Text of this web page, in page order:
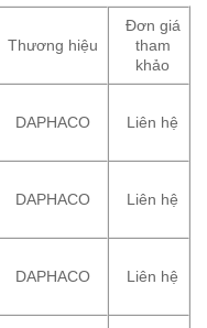
Thương hiệu
Đơn giá
tham
khảo
DAPHACO Liên hệ
DAPHACO Liên hệ
DAPHACO Liên hệ